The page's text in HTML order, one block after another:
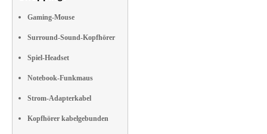
Gaming-Mouse
Surround-Sound-Kopfhörer
Spiel-Headset
Notebook-Funkmaus
Strom-Adapterkabel
Kopfhörer kabelgebunden